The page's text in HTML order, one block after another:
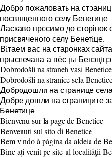
Добро пожаловать на
посвященного селу Бенетице
Ласкаво просимо до сторінок
присвяченого селу Бенетiце.
Вiтаем вас на старонках
прысвечанага вёсцы Бенэцiцэ
Dobrodošli na straneh vasi Benetice
Dobrodošli na stranice sela Benetice
Добродошли на странице
Добре дошли на страниците
Бенетице
Bienvenu sur la page de Benetice
Benvenuti sul sito di Benetice
Bem vindo à página da aldeia de
Bine aţi venit pe site-ul localităţii